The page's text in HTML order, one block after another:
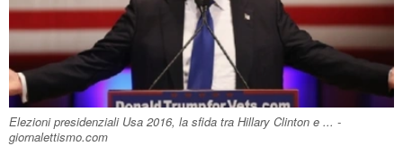
Elezioni presidenziali Usa 2016, la sfida tra Hillary Clinton e ... -
giornalettismo.com